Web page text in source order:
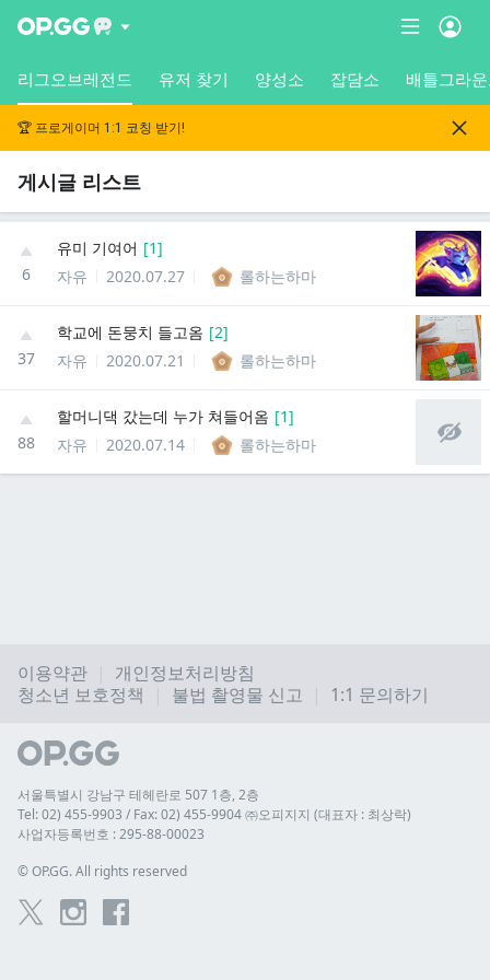
리그오브레전드 유저 찾기 양성소 잡담소 배틀그라
🏆 프로게이머 1:1 코칭 받기!
게시글 리스트
6
유미 기여어 [1]
자유
2020.07.27 롤하는하마
37
학교에 돈뭉치 들고옴 [2]
자유
2020.07.21 롤하는하마
88
할머니댁 갔는데 누가 쳐들어옴 [1]
자유
2020.07.14 롤하는하마
이용약관
개인정보처리방침
청소년 보호정책
불법 촬영물 신고 1:1 문의하기
서울특별시 강남구 테헤란로 507 1층, 2층
Tel: 02) 455-9903 / Fax: 02) 455-9904 ㈜오피지지 (대표자 : 최상락)
사업자등록번호 : 295-88-00023
© OP.GG. All rights reserved